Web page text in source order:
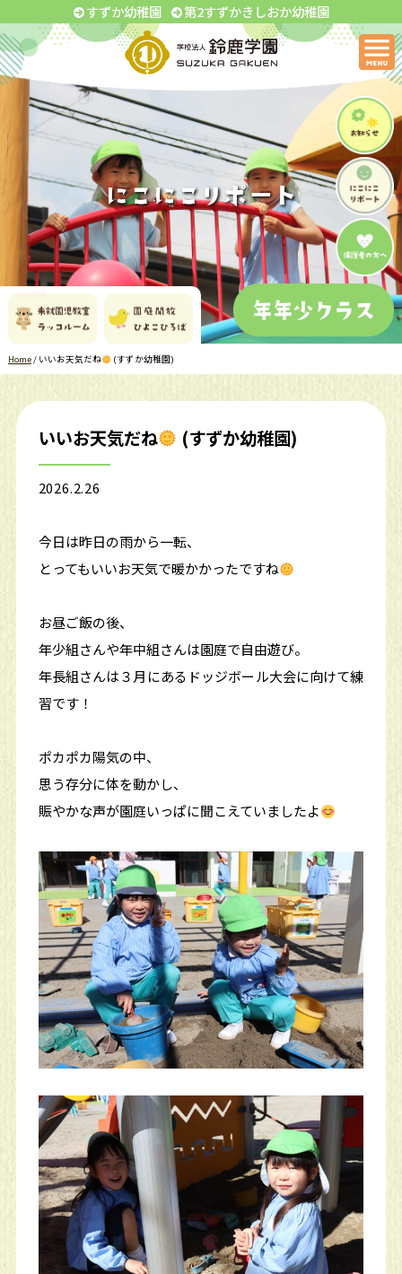
すずか幼稚園 第2すずかきしおか幼稚園
Home/ いいお天気だね (すずか幼稚園)
いいお天気だね (すずか幼稚園)
2026.2.26
今日は昨日の雨から一転、
とってもいいお天気で暖かかったですね
お昼ご飯の後、
年少組さんや年中組さんは園庭で自由遊び。
年長組さんは３月にあるドッジボール大会に向けて練
習です！
ポカポカ陽気の中、
思う存分に体を動かし、
賑やかな声が園庭いっぱに聞こえていましたよ